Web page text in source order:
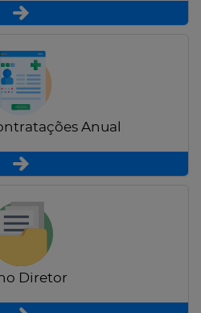
Anual
Diretor